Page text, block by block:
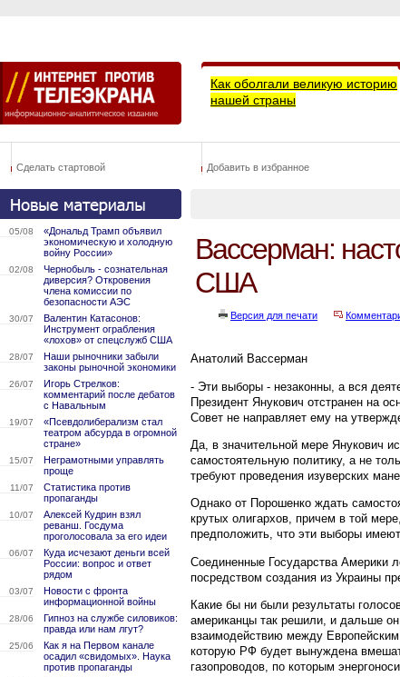
Как оболгали великую историю
нашей страны
Сделать стартовой Добавить в избранное
05/08
«Дональд Трамп объявил
экономическую и холодную
войну России»
02/08
Чернобыль - сознательная
диверсия? Откровения
члена комиссии по
безопасности АЭС
30/07
Валентин Катасонов:
Инструмент ограбления
«лохов» от спецслужб США
28/07
Наши рыночники забыли
законы рыночной экономики
26/07
Игорь Стрелков:
комментарий после дебатов
с Навальным
19/07
«Псевдолиберализм стал
театром абсурда в огромной
стране»
15/07
Неграмотными управлять
проще
11/07
Статистика против
пропаганды
10/07
Алексей Кудрин взял
реванш. Госдума
проголосовала за его идеи
06/07
Куда исчезают деньги всей
России: вопрос и ответ
рядом
03/07
Новости с фронта
информационной войны
28/06
Гипноз на службе силовиков:
правда или нам лгут?
25/06
Как я на Первом канале
осадил «свидомых». Наука
против пропаганды
Вассерман:
США
Версия для печати
Анатолий Вассерман
- Эти выборы - незаконны, а вся
Президент Янукович отстранен на
Совет не направляет ему на
Да, в значительной мере Янукович
самостоятельную политику, а не
требуют проведения изуверских
Однако от Порошенко ждать
крутых олигархов, причем в той
предположить, что эти выборы
Соединенные Государства Америки
посредством создания из Украины
Какие бы ни были результаты
американцы так решили, и дальше
взаимодействию между
которую РФ будет вынуждена
газопроводов, по которым